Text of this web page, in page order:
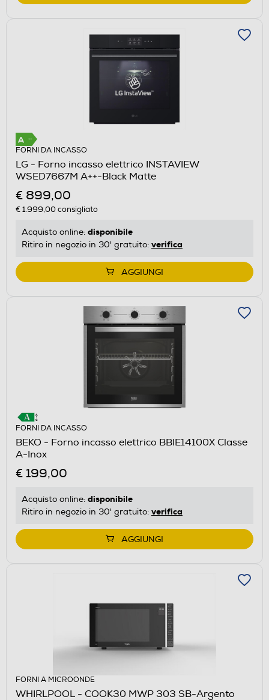
FORNI DA INCASSO
LG - Forno incasso elettrico INSTAVIEW
WSED7667M A++-Black Matte
€ 899,00
€ 1.999,00consigliato
Acquisto online: disponibile
Ritiro in negozio in 30' gratuito: verifica
AGGIUNGI
FORNI DA INCASSO
BEKO - Forno incasso elettrico BBIE14100X Classe
A-Inox
€ 199,00
Acquisto online: disponibile
Ritiro in negozio in 30' gratuito: verifica
AGGIUNGI
FORNI A MICROONDE
WHIRLPOOL - COOK30 MWP 303 SB-Argento